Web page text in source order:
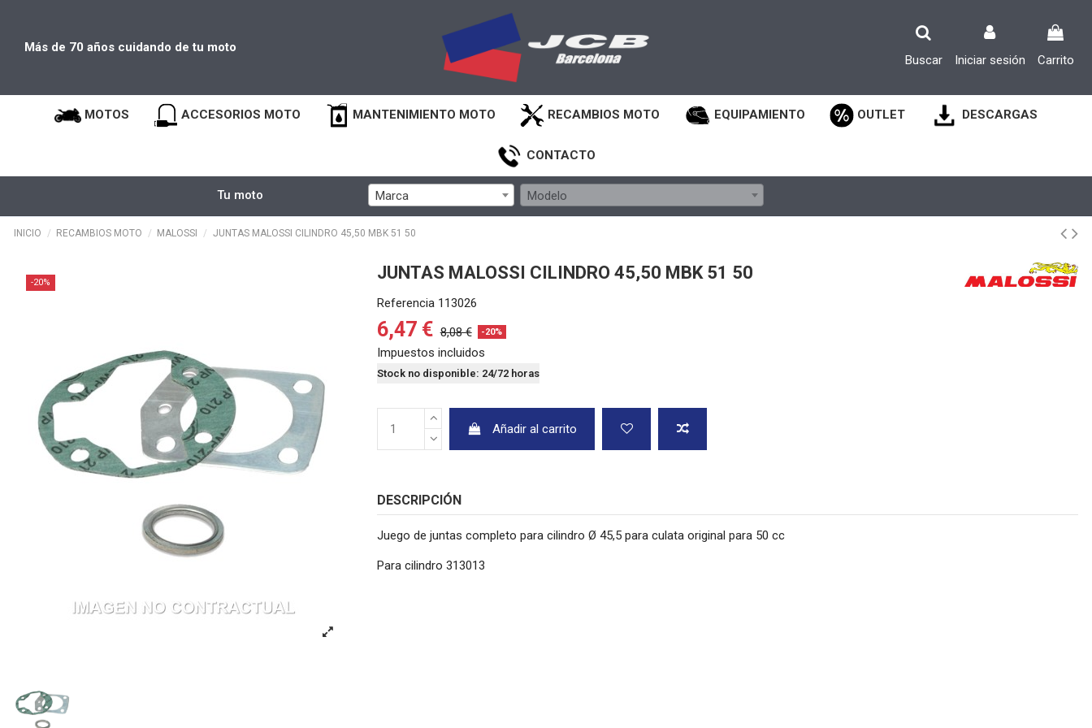
Más de 70 años cuidando de tu moto
Buscar
Iniciar sesión Carrito
MOTOS ACCESORIOS MOTO MANTENIMIENTO MOTO RECAMBIOS MOTO EQUIPAMIENTO OUTLET DESCARGAS
CONTACTO
Tu moto Marca Modelo
INICIO RECAMBIOS MOTO MALOSSI JUNTAS MALOSSI CILINDRO 45,50 MBK 51 50
-20% JUNTAS MALOSSI CILINDRO 45,50 MBK 51 50
Referencia 113026
6,47 € 8,08 € -20%
Impuestos incluidos
Stock no disponible: 24/72 horas
Añadir al carrito
DESCRIPCIÓN
Juego de juntas completo para cilindro Ø 45,5 para culata original para 50 cc
Para cilindro 313013